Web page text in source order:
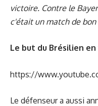
victoire. Contre le
c'était un match de
Le but du Brésilien en
https://
Le défenseur a aussi